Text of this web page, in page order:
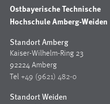
Ostbayerische Technische
Hochschule Amberg-Weiden
Standort Amberg
Kaiser-Wilhelm-Ring 23
92224 Amberg
Tel +49 (9621) 482-0
Standort Weiden